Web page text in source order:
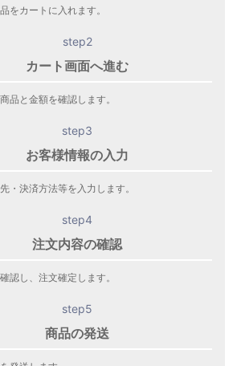
をカートに入れます。
step2
カート画面へ進む
品と金額を確認します。
step3
お客様情報の入力
・決済方法等を入力します。
step4
注文内容の確認
認し、注文確定します。
step5
商品の発送